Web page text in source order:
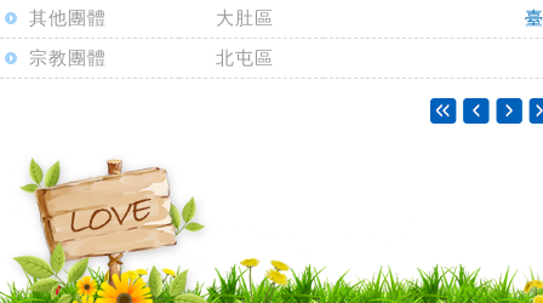
其他團體 大肚區
宗教團體
北屯區